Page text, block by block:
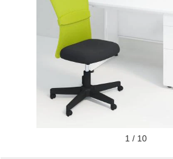
1 / 10